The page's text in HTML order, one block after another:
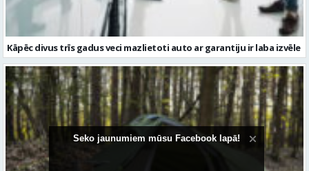
Kāpēc divus trīs gadus veci mazlietoti auto ar garantiju ir laba izvēle
Seko jaunumiem mūsu Facebook lapā!